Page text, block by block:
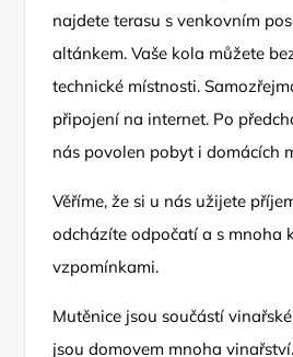
najdete terasu s venkovním
altánkem. Vaše kola můžete
technické místnosti.
připojení na internet. Po
nás povolen pobyt i domácích
Věříme, že si u nás užijete
odcházíte odpočatí a s mnoha
vzpomínkami.
Mutěnice jsou součástí
jsou domovem mnoha